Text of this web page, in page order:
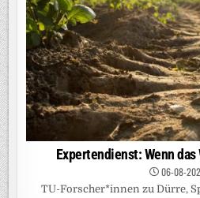
Expertendienst: Wenn das
06-08-
TU-Forscher*innen zu Dürre,